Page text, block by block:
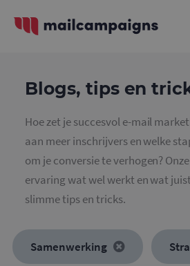
Blogs, tips en
Hoe zet je succesvol e-mail
aan meer inschrijvers en welke
om je conversie te verhogen?
ervaring wat wel werkt en wat
slimme tips en tricks.
Samenwerking